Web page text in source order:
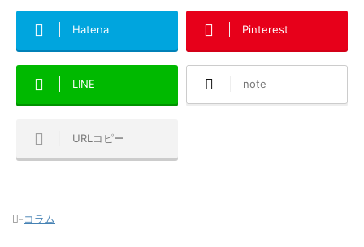
Hatena Pinterest
LINE note
URLコピー
-コラム